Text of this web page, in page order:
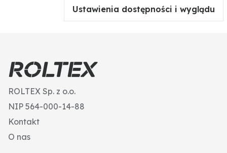
Ustawienia dostępności i wyglądu
ROLTEX Sp. z o.o.
NIP 564-000-14-88
Kontakt
O nas